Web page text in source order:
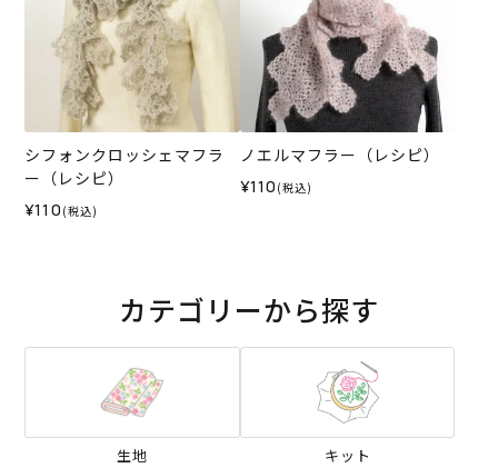
シフォンクロッシェマフラ
ー（レシピ）
¥110 (税込)
ノエルマフラー（レシピ）
¥110 (税込)
カテゴリーから探す
生地 キット